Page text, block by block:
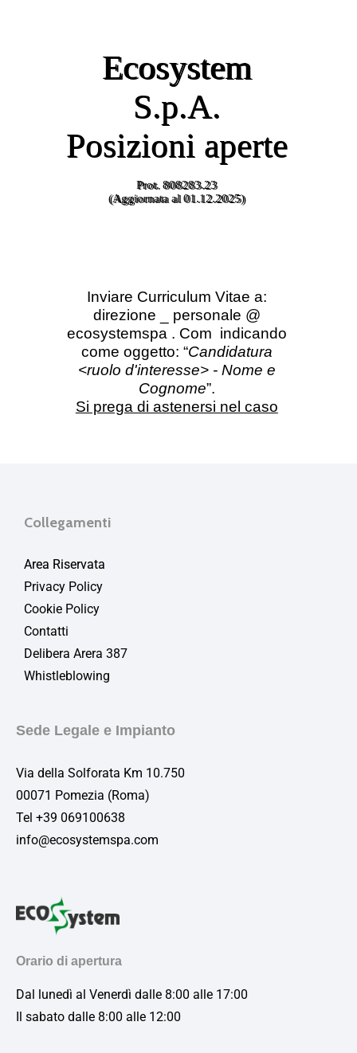
Collegamenti
Area Riservata
Privacy Policy
Cookie Policy
Contatti
Delibera Arera 387
Whistleblowing
Sede Legale e Impianto
Via della Solforata Km 10.750
00071 Pomezia (Roma)
Tel +39 069100638
info@ecosystemspa.com
Orario di apertura
Dal lunedì al Venerdì dalle 8:00 alle 17:00
Il sabato dalle 8:00 alle 12:00